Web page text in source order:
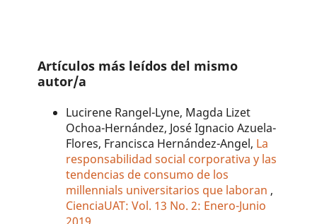
Artículos más leídos del mismo
autor/a
Lucirene Rangel-Lyne, Magda Lizet
Ochoa-Hernández, José Ignacio Azuela-
Flores, Francisca Hernández-Angel, La
responsabilidad social corporativa y las
tendencias de consumo de los
millennials universitarios que laboran ,
CienciaUAT: Vol. 13 No. 2: Enero-Junio